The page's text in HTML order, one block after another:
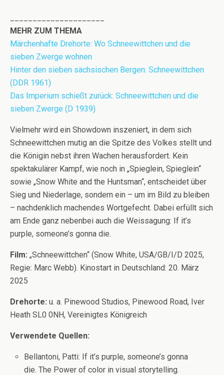
MEHR ZUM THEMA
Märchenhafte Drehorte: Wo Schneewittchen und die
sieben Zwerge wohnen
Hinter den sieben sächsischen Bergen: Schneewittchen
(DDR 1961)
Das Imperium schießt zurück: Schneewittchen und die
sieben Zwerge (D 1939)
Vielmehr wird ein Showdown inszeniert, in dem sich
Schneewittchen mutig an die Spitze des Volkes stellt und
die Königin nebst ihren Wachen herausfordert. Kein
spektakulärer Kampf, wie noch in „Spieglein, Spieglein“
sowie „Snow White and the Huntsman“, entscheidet über
Sieg und Niederlage, sondern ein – um im Bild zu bleiben
– nachdenklich machendes Wortgefecht. Dabei erfüllt sich
am Ende ganz nebenbei auch die Weissagung: If it’s
purple, someone’s gonna die.
Film: „Schneewittchen“ (Snow White, USA/GB/I/D 2025,
Regie: Marc Webb). Kinostart in Deutschland: 20. März
2025
Drehorte: u. a. Pinewood Studios, Pinewood Road, Iver
Heath SL0 0NH, Vereinigtes Königreich
Verwendete Quellen:
Bellantoni, Patti: If it’s purple, someone’s gonna
die. The Power of color in visual storytelling.